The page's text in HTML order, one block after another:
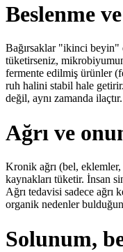
Beslenme
Bağırsaklar "ikinci beyin"
tüketirseniz,
fermente edilmiş ürünler
ruh halini stabil hale
değil, aynı zamanda ilaçtır.
Ağrı ve
Kronik ağrı (bel,
kaynakları tüketir. İnsan
Ağrı tedavisi sadece
organik nedenler
Solunum,